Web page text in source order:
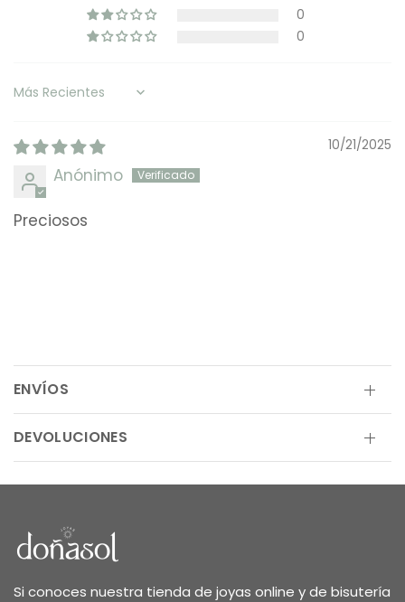
0
0
Sort by
10/21/2025
Anónimo
Preciosos
ENVÍOS
DEVOLUCIONES
Si conoces nuestra tienda de joyas online y de bisutería